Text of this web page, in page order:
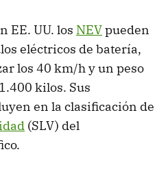
EE. UU. los NEVpueden
eléctricos de batería,
los 40 km/h y un peso
kilos. Sus
en la clasificación de
(SLV) del